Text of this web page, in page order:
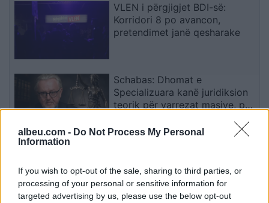
albeu.com - Do Not Process My Personal
Information
If you wish to opt-out of the sale, sharing to third parties, or
processing of your personal or sensitive information for
targeted advertising by us, please use the below opt-out
VLEN i përgjigjet BDI-së:
Korridori 8 po avancon,
pretendimet janë qesharake
Schabas: Dhomat e
Specializuara kanë juridiksion
teorik për varrezat masive, por
gjykatat e Kosovës
të përmbushur afatin e
konstituimit të Kuvendit